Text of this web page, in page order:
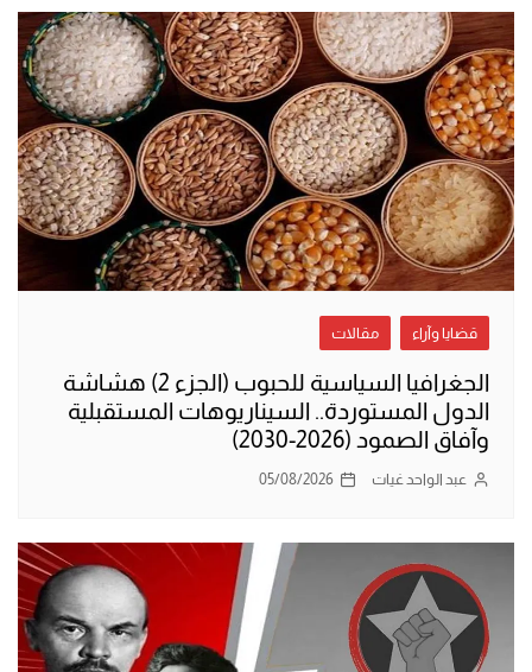
قضايا وآراء مقالات
الجغرافيا السياسية للحبوب (الجزء 2) هشاشة
الدول المستوردة.. السيناريوهات المستقبلية
وآفاق الصمود (2026-2030)
عبد الواحد غيات 05/08/2026